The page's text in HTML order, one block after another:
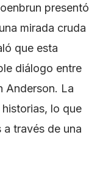
presentó
mirada cruda
que esta
diálogo entre
Anderson. La
lo que
través de una